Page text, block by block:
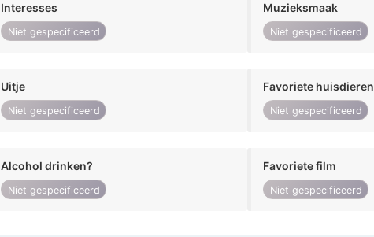
Interesses
Niet gespecificeerd
Muzieksmaak
Niet gespecificeerd
Uitje
Niet gespecificeerd
Favoriete huisdieren
Niet gespecificeerd
Alcohol drinken?
Niet gespecificeerd
Favoriete film
Niet gespecificeerd